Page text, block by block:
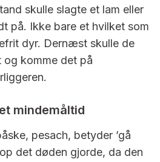
skulle slagte et lam eller
på. Ikke bare et hvilket som
dyr. Dernæst skulle de
komme det på
mindemåltid
pesach, betyder ’gå
det døden gjorde, da den